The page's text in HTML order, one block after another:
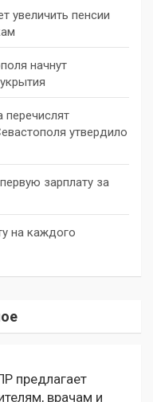
увеличить пенсии
начнут
перечислят
утвердило
зарплату за
на каждого
предлагает
врачам и